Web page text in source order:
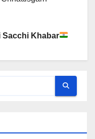
Sacchi Khabar